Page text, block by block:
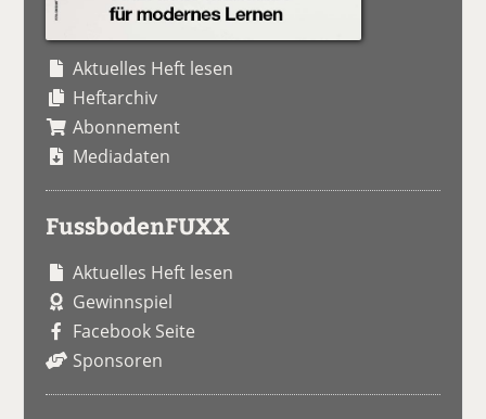
Aktuelles Heft lesen
Heftarchiv
Abonnement
Mediadaten
FussbodenFUXX
Aktuelles Heft lesen
Gewinnspiel
Facebook Seite
Sponsoren